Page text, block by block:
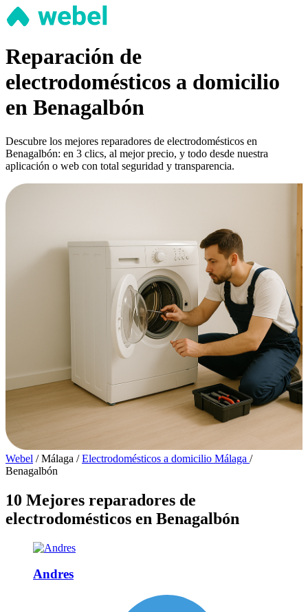
Reparación de
electrodomésticos a domicilio
en Benagalbón
Descubre los mejores reparadores de electrodomésticos en
Benagalbón: en 3 clics, al mejor precio, y todo desde nuestra
aplicación o web con total seguridad y transparencia.
Webel / Málaga / Electrodomésticos a domicilio Málaga /
Benagalbón
10 Mejores reparadores de
electrodomésticos en Benagalbón
Andres